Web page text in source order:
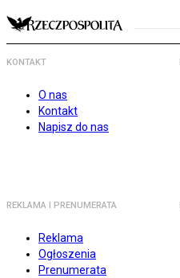
KONTAKT
O nas
Kontakt
Napisz do nas
REKLAMA I PRENUMERATA
Reklama
Ogłoszenia
Prenumerata